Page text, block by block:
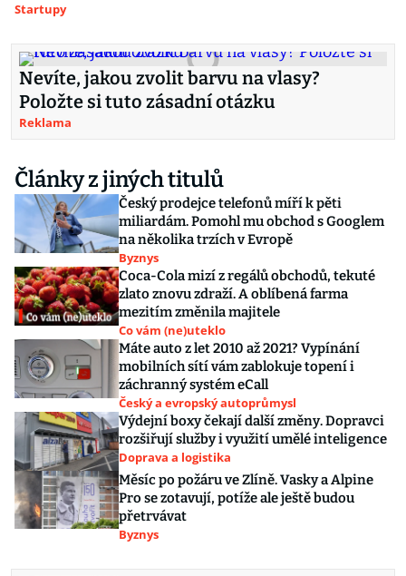
Startupy
Nevíte, jakou zvolit barvu na vlasy?
Položte si tuto zásadní otázku
Reklama
Články z jiných titulů
Český prodejce telefonů míří k pěti
miliardám. Pomohl mu obchod s Googlem
na několika trzích v Evropě
Byznys
Coca-Cola mizí z regálů obchodů, tekuté
zlato znovu zdraží. A oblíbená farma
mezitím změnila majitele
Co vám (ne)uteklo
Máte auto z let 2010 až 2021? Vypínání
mobilních sítí vám zablokuje topení i
záchranný systém eCall
Český a evropský autoprůmysl
Výdejní boxy čekají další změny. Dopravci
rozšiřují služby i využití umělé inteligence
Doprava a logistika
Měsíc po požáru ve Zlíně. Vasky a Alpine
Pro se zotavují, potíže ale ještě budou
přetrvávat
Byznys